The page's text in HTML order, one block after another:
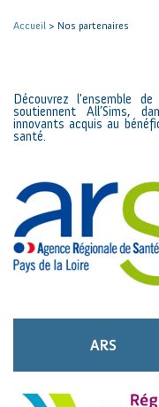
Accueil > Nos partenaires
Découvrez l'ensemble
soutiennent All’Sims,
innovants acquis au
santé.
ARS